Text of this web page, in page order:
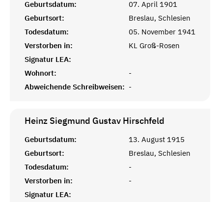
Geburtsdatum:
07. April 1901
Geburtsort:
Breslau, Schlesien
Todesdatum:
05. November 1941
Verstorben in:
KL Groß-Rosen
Signatur LEA:
Wohnort:
-
Abweichende Schreibweisen: -
Heinz Siegmund Gustav Hirschfeld
Geburtsdatum:
13. August 1915
Geburtsort:
Breslau, Schlesien
Todesdatum:
-
Verstorben in:
-
Signatur LEA: